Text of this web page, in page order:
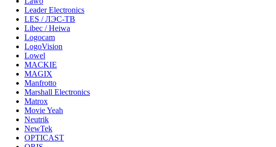
Leader Electronics
LES / ЛЭС-ТВ
Libec / Heiwa
Logocam
LogoVision
Lowel
MACKIE
MAGIX
Manfrotto
Marshall Electronics
Matrox
Movie Yeah
Neutrik
NewTek
OPTICAST